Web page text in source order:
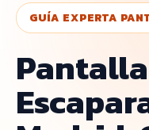
GUÍA EXPERTA